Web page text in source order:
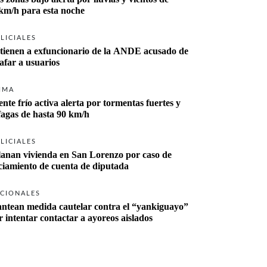
h para esta noche
a exfuncionario de la ANDE acusado de
a usuarios
frío activa alerta por tormentas fuertes y
de hasta 90 km/h
vivienda en San Lorenzo por caso de
de cuenta de diputada
medida cautelar contra el “yankiguayo”
intentar contactar a ayoreos aislados